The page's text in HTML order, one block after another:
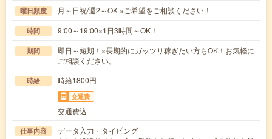
曜日頻度 月～日祝/週2～OK ※ご希望をご相談ください！
時間 9:00～19:00※1日3時間～OK！
期間
即日～短期！※長期的にガッツリ稼ぎたい方もOK！お気軽に
ご相談ください。
時給 時給1800円
交通費
交通費込
仕事内容
データ入力・タイピング